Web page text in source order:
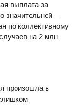
выплата за
значительной –
по коллективному
на 2 млн
произошла в